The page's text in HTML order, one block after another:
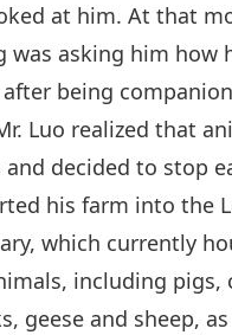
at him. At that
was asking him how
being
Luo realized that
and decided to stop
his farm into the
which currently
including pigs,
geese and sheep,